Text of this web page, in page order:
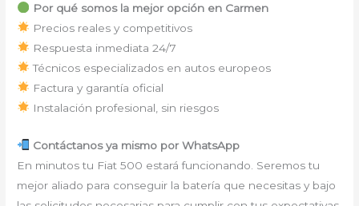
Por qué somos la mejor opción en Carmen
Precios reales y competitivos
Respuesta inmediata 24/7
Técnicos especializados en autos europeos
Factura y garantía oficial
Instalación profesional, sin riesgos
Contáctanos ya mismo por WhatsApp
En minutos tu Fiat 500 estará funcionando. Seremos tu
mejor aliado para conseguir la batería que necesitas y bajo